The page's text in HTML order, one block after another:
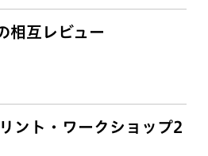
相互レビュー
ント・ワークショップ2